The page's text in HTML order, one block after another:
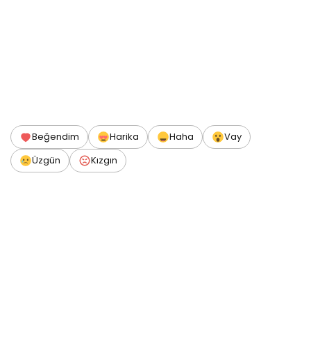
Beğendim Harika Haha
Vay
Üzgün
Kızgın